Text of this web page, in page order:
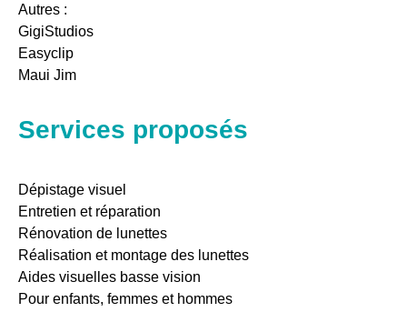
Autres :
GigiStudios
Easyclip
Maui Jim
Services proposés
Dépistage visuel
Entretien et réparation
Rénovation de lunettes
Réalisation et montage des lunettes
Aides visuelles basse vision
Pour enfants, femmes et hommes